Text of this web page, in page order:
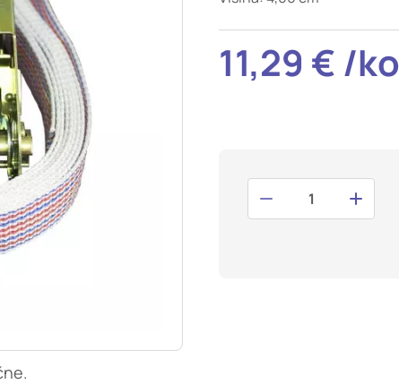
11,29 € /
odziv na vaša dejanja, ki vodijo do storitvenih zahtev, na
obrazcev. Na voljo imate nastavitev, da
primeru nekateri deli spletnega mesta ne bodo delovali.
delovanja
obiske in izvor prometa, da lahko merimo in izboljšamo
Z njimi prepoznamo, katera mesta so najbolj in najmanj
pomikajo po spletnem mestu. Podatki, ki jih
piškotkov zavrnete, ne bomo vedeli, kdaj ste obiskali